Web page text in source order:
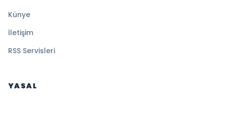
Künye
İletişim
RSS Servisleri
YASAL